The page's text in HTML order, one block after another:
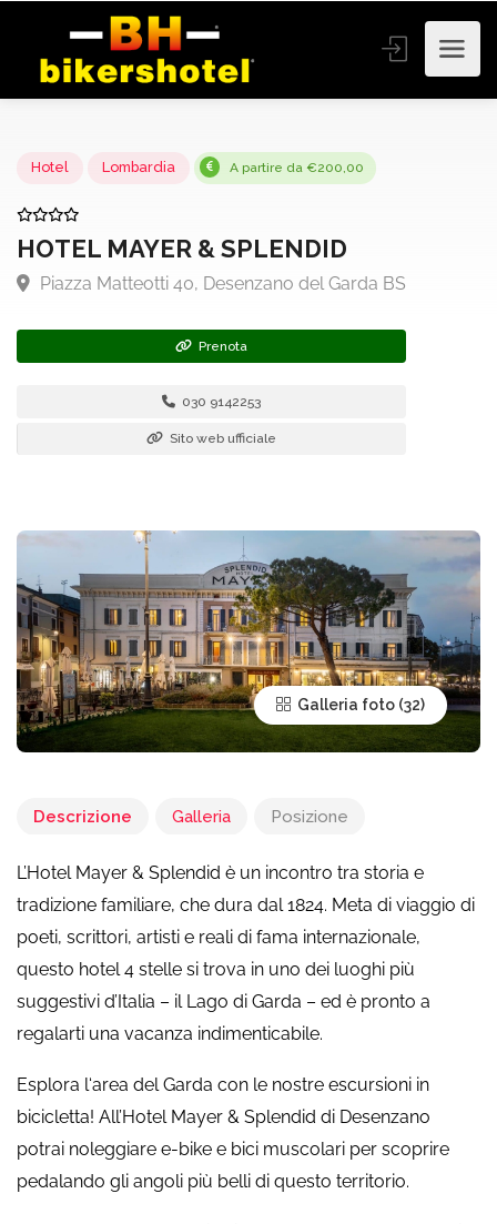
A partire da €200,00
HOTEL MAYER & SPLENDID
030 9142253
Galleria foto
Descrizione Galleria Posizione
L’Hotel Mayer & Splendid è un incontro tra storia e
tradizione familiare, che dura dal 1824. Meta di viaggio di
poeti, scrittori, artisti e reali di fama internazionale,
questo hotel 4 stelle si trova in uno dei luoghi più
suggestivi d’Italia – il Lago di Garda – ed è pronto a
regalarti una vacanza indimenticabile.
Esplora l‘area del Garda con le nostre escursioni in
bicicletta! All’Hotel Mayer & Splendid di Desenzano
potrai noleggiare e-bike e bici muscolari per scoprire
pedalando gli angoli più belli di questo territorio.